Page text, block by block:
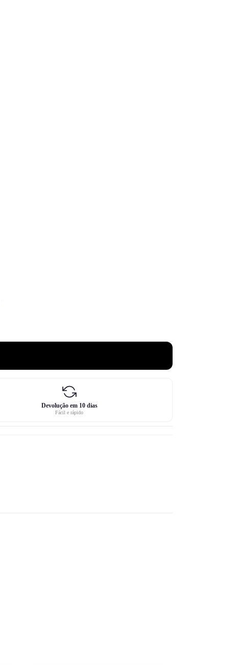
Devolução em 10 dias
Fácil e rápido